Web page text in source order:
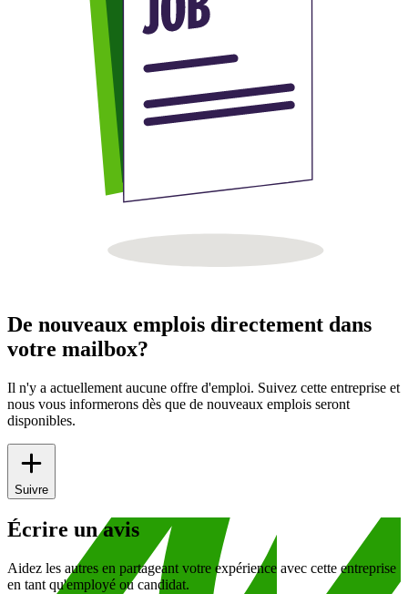
De nouveaux emplois directement dans
votre mailbox?
Il n'y a actuellement aucune offre d'emploi. Suivez cette entreprise et
nous vous informerons dès que de nouveaux emplois seront
disponibles.
Suivre
Écrire un avis
Aidez les autres en partageant votre expérience avec cette entreprise
en tant qu'employé ou candidat.